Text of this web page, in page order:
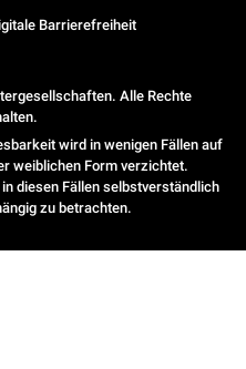
Alle Rechte
wird in wenigen Fällen auf
weiblichen Form verzichtet.
diesen Fällen selbstverständlich
zu betrachten.
Barrierefreiheit